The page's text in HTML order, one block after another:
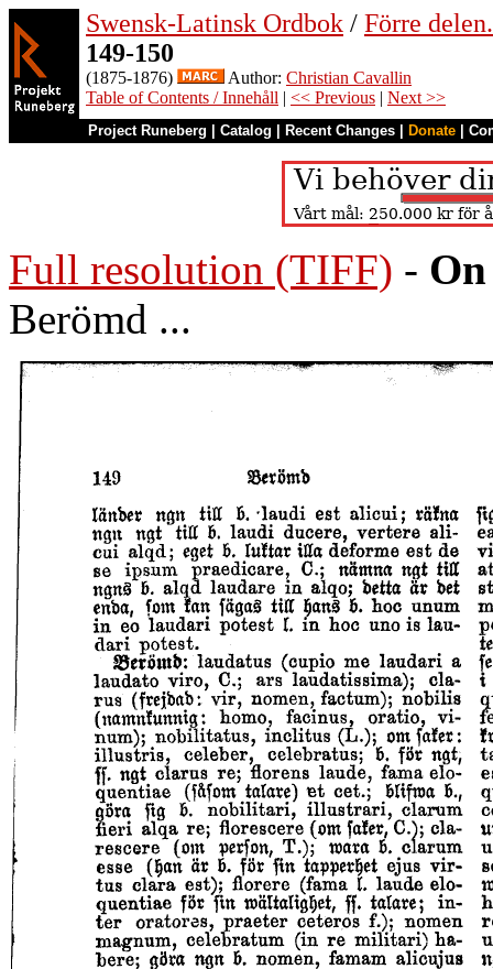
Swensk-Latinsk Ordbok / Förre
149-150
(1875-1876) Author: Christian Cavallin
Table of Contents / Innehåll | << Previous | Next >>
Project Runeberg Catalog Recent Changes Donate
Full resolution (TIFF) -
Berömd ...